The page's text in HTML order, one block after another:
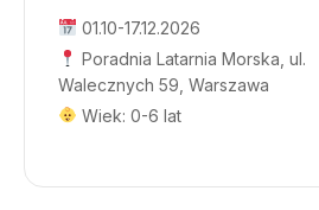
01.10-17.12.2026
Poradnia Latarnia Morska, ul.
Walecznych 59, Warszawa
Wiek: 0-6 lat